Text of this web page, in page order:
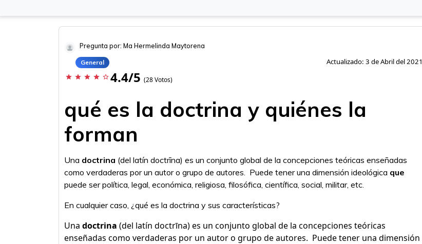
Pregunta por: Ma Hermelinda Maytorena
General Actualizado: 3 de Abril del 2021
star star star star star_border 4.4/5 (28 Votos)
qué es la doctrina y quiénes la
forman
Una doctrina (del latín doctrīna) es un conjunto global de la concepciones teóricas enseñadas
como verdaderas por un autor o grupo de autores. ​ Puede tener una dimensión ideológica que
puede ser política, legal, económica, religiosa, filosófica, científica, social, militar, etc.
En cualquier caso, ¿qué es la doctrina y sus características?
Una doctrina (del latín doctrīna) es un conjunto global de la concepciones teóricas
enseñadas como verdaderas por un autor o grupo de autores. ​ Puede tener una dimensión